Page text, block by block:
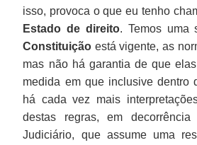
isso, provoca o que eu tenho
Estado de direito. Temos uma
Constituição está vigente, as
mas não há garantia de que
medida em que inclusive dentro
há cada vez mais
destas regras, em
Judiciário, que assume uma